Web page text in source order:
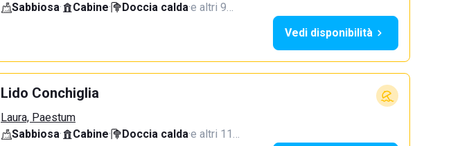
Sabbiosa· Cabine· Doccia calda·e altri 9…
Vedi disponibilità
Lido Conchiglia
Laura, Paestum
Sabbiosa· Cabine· Doccia calda·e altri 11…